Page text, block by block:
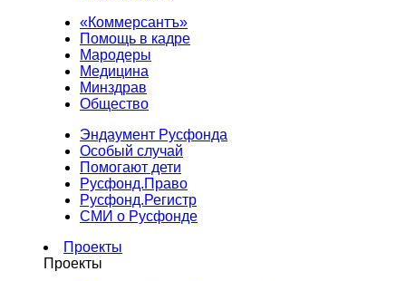
«Коммерсантъ»
Помощь в кадре
Мародеры
Медицина
Минздрав
Общество
Эндаумент Русфонда
Особый случай
Помогают дети
Русфонд.Право
Русфонд.Регистр
СМИ о Русфонде
Проекты
Проекты